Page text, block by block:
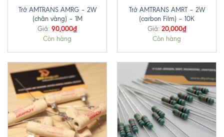
Trở AMTRANS AMRG – 2W
(chân vàng) – 1M
Giá: 90,000₫
Còn hàng
Trở AMTRANS AMRT – 2W
(carbon Film) – 10K
Giá: 20,000₫
Còn hàng